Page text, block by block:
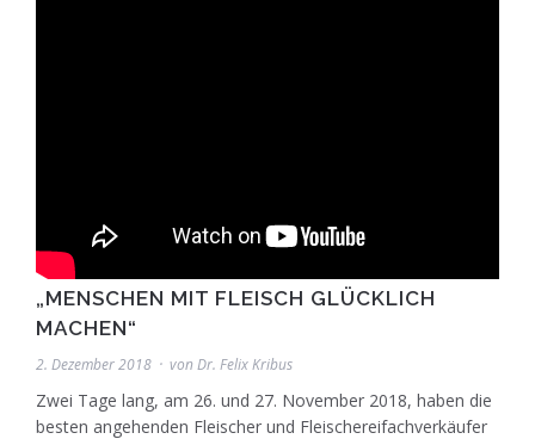
„MENSCHEN MIT FLEISCH GLÜCKLICH
MACHEN“
2. Dezember 2018 von Dr. Felix Kribus
Zwei Tage lang, am 26. und 27. November 2018, haben die
besten angehenden Fleischer und Fleischereifachverkäufer